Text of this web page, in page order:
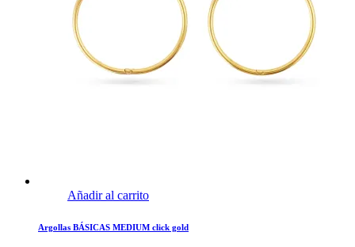
Añadir al carrito
Argollas BÁSICAS MEDIUM click gold